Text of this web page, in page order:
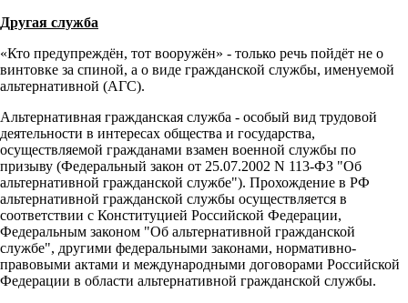
Другая служба
«Кто предупреждён, тот вооружён» - только речь пойдёт не о
винтовке за спиной, а о виде гражданской службы, именуемой
альтернативной (АГС).
Альтернативная гражданская служба - особый вид трудовой
деятельности в интересах общества и государства,
осуществляемой гражданами взамен военной службы по
призыву (Федеральный закон от 25.07.2002 N 113-ФЗ "Об
альтернативной гражданской службе"). Прохождение в РФ
альтернативной гражданской службы осуществляется в
соответствии с Конституцией Российской Федерации,
Федеральным законом "Об альтернативной гражданской
службе", другими федеральными законами, нормативно-
правовыми актами и международными договорами Российской
Федерации в области альтернативной гражданской службы.